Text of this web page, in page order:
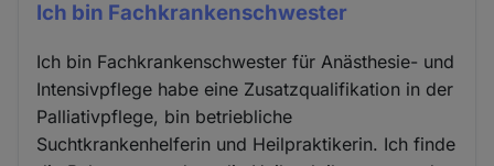
Ich bin Fachkrankenschwester
Ich bin Fachkrankenschwester für Anästhesie- und
Intensivpflege habe eine Zusatzqualifikation in der
Palliativpflege, bin betriebliche
Suchtkrankenhelferin und Heilpraktikerin. Ich finde